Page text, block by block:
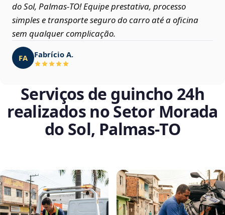
do Sol, Palmas‑TO! Equipe prestativa, processo
simples e transporte seguro do carro até a oficina
sem qualquer complicação.
FA Fabrício A.
Serviços de guincho 24h
realizados no Setor Morada
do Sol, Palmas‑TO